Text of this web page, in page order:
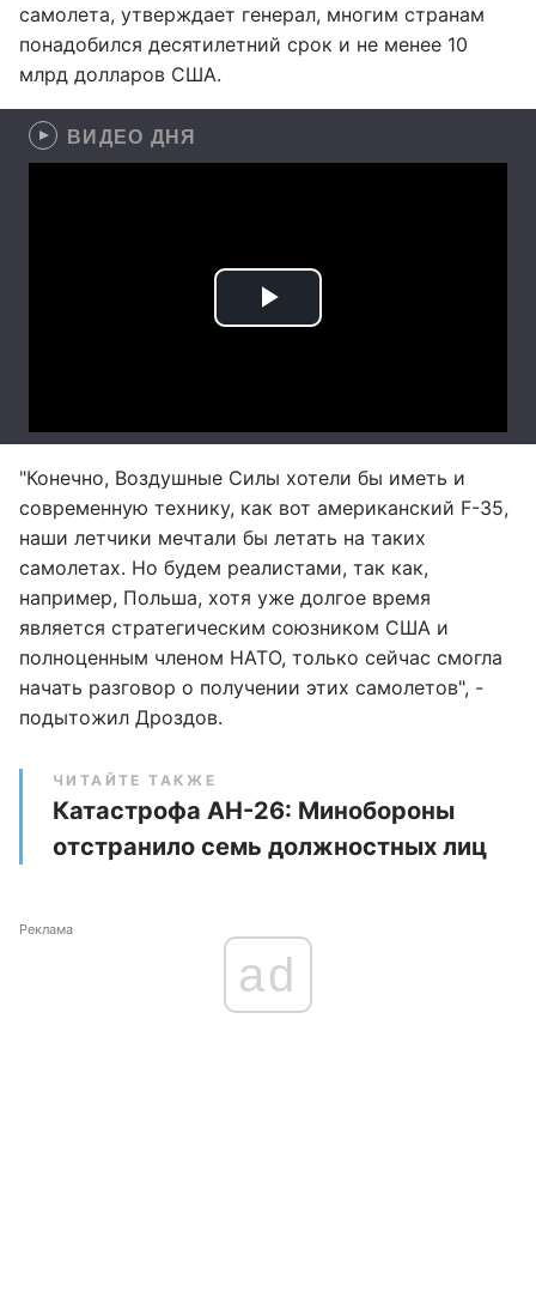
самолета, утверждает генерал, многим странам
понадобился десятилетний срок и не менее 10
млрд долларов США.
ВИДЕО ДНЯ
"Конечно, Воздушные Силы хотели бы иметь и
современную технику, как вот американский F-35,
наши летчики мечтали бы летать на таких
самолетах. Но будем реалистами, так как,
например, Польша, хотя уже долгое время
является стратегическим союзником США и
полноценным членом НАТО, только сейчас смогла
начать разговор о получении этих самолетов", -
подытожил Дроздов.
ЧИТАЙТЕ ТАКЖЕ
Катастрофа АН-26: Минобороны
отстранило семь должностных лиц
Реклама
ad